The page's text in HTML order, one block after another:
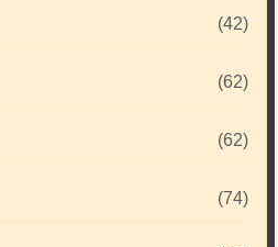
(42)
(62)
(62)
(74)